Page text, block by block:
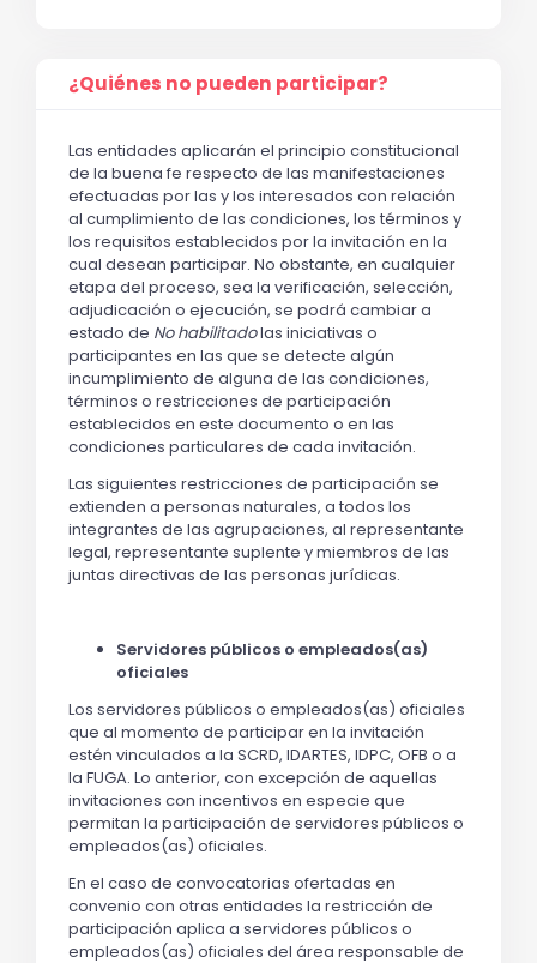
¿Quiénes no pueden participar?
Las entidades aplicarán el principio constitucional
de la buena fe respecto de las manifestaciones
efectuadas por las y los interesados con relación
al cumplimiento de las condiciones, los términos y
los requisitos establecidos por la invitación en la
cual desean participar. No obstante, en cualquier
etapa del proceso, sea la verificación, selección,
adjudicación o ejecución, se podrá cambiar a
estado de No habilitadolas iniciativas o
participantes en las que se detecte algún
incumplimiento de alguna de las condiciones,
términos o restricciones de participación
establecidos en este documento o en las
condiciones particulares de cada invitación.
Las siguientes restricciones de participación se
extienden a personas naturales, a todos los
integrantes de las agrupaciones, al representante
legal, representante suplente y miembros de las
juntas directivas de las personas jurídicas.
Servidores públicos o empleados(as)
oficiales
Los servidores públicos o empleados(as) oficiales
que al momento de participar en la invitación
estén vinculados a la SCRD, IDARTES, IDPC, OFB o a
la FUGA. Lo anterior, con excepción de aquellas
invitaciones con incentivos en especie que
permitan la participación de servidores públicos o
empleados(as) oficiales.
En el caso de convocatorias ofertadas en
convenio con otras entidades la restricción de
participación aplica a servidores públicos o
empleados(as) oficiales del área responsable de